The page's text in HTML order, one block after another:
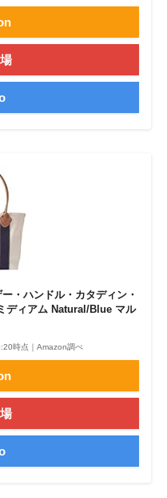
・ハンドル・カタディン・
ディアム Natural/Blue マル
時点｜Amazon調べ